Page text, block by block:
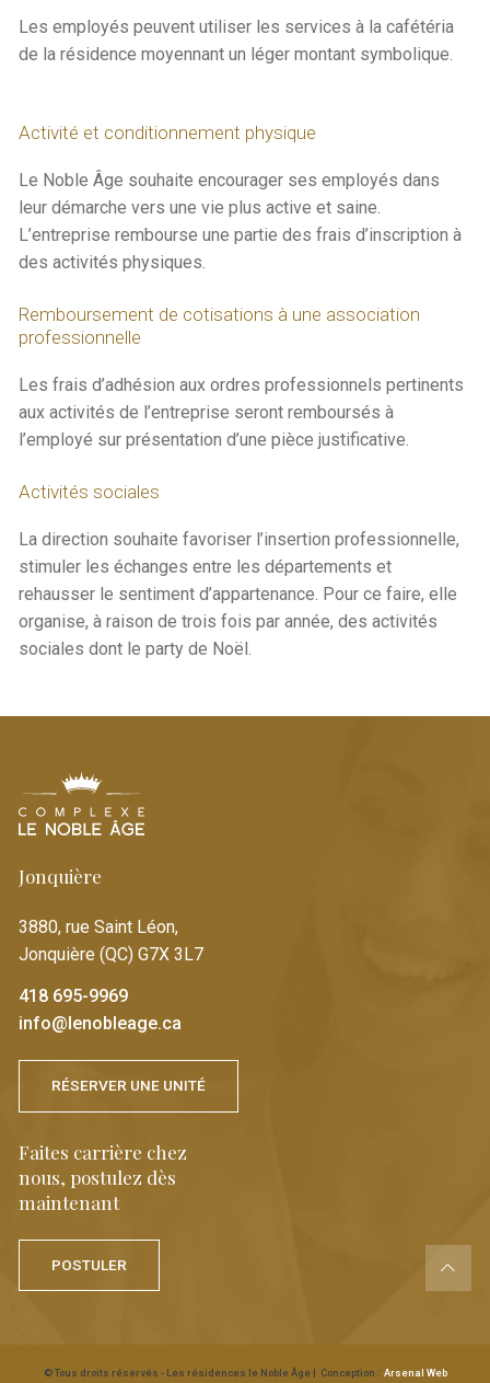
Les employés peuvent utiliser les services à la cafétéria
de la résidence moyennant un léger montant symbolique.
Activité et conditionnement physique
Le Noble Âge souhaite encourager ses employés dans
leur démarche vers une vie plus active et saine.
L’entreprise rembourse une partie des frais d’inscription à
des activités physiques.
Remboursement de cotisations à une association
professionnelle
Les frais d’adhésion aux ordres professionnels pertinents
aux activités de l’entreprise seront remboursés à
l’employé sur présentation d’une pièce justificative.
Activités sociales
La direction souhaite favoriser l’insertion professionnelle,
stimuler les échanges entre les départements et
rehausser le sentiment d’appartenance. Pour ce faire, elle
organise, à raison de trois fois par année, des activités
sociales dont le party de Noël.
Jonquière
3880, rue Saint Léon,
Jonquière (QC) G7X 3L7
418 695-9969
info@lenobleage.ca
RÉSERVER UNE UNITÉ
Faites carrière chez
nous, postulez dès
maintenant
POSTULER
© Tous droits réservés - Les résidences le Noble Âge | Conception : Arsenal Web